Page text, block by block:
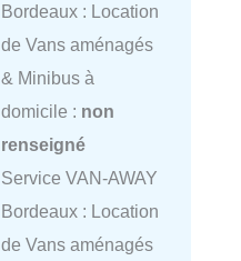
Bordeaux : Location
de Vans aménagés
& Minibus à
domicile : non
renseigné
Service VAN-AWAY
Bordeaux : Location
de Vans aménagés